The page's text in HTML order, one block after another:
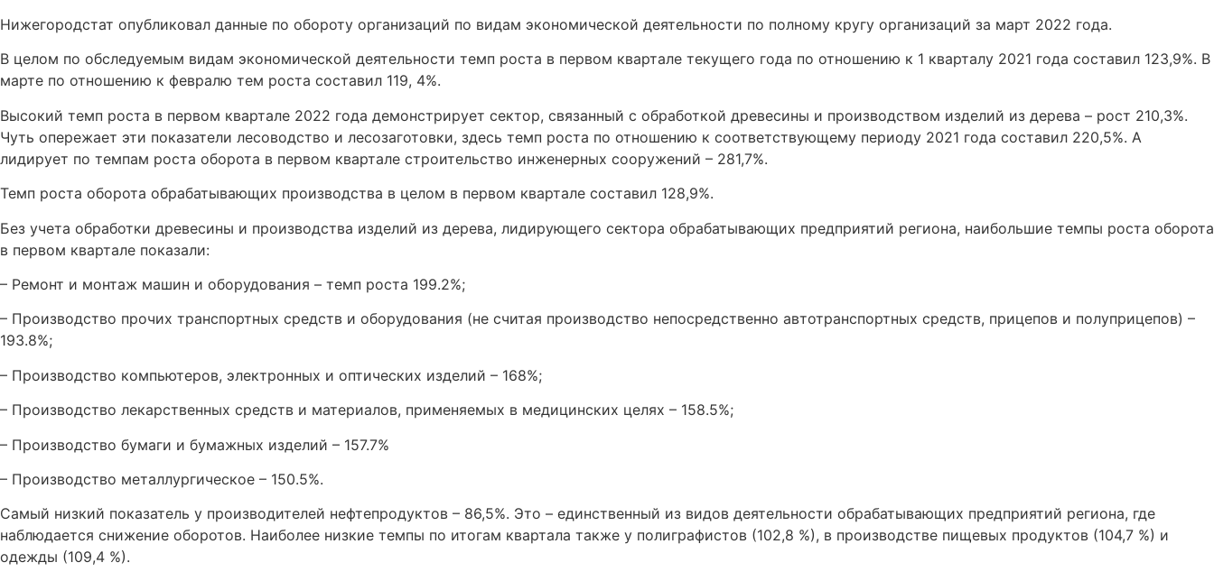
Нижегородстат опубликовал данные по обороту организаций по видам экономической деятельности по полному кругу организаций за март 2022 года.
В целом по обследуемым видам экономической деятельности темп роста в первом квартале текущего года по отношению к 1 кварталу 2021 года составил 123,9%. В
марте по отношению к февралю тем роста составил 119, 4%.
Высокий темп роста в первом квартале 2022 года демонстрирует сектор, связанный с обработкой древесины и производством изделий из дерева – рост 210,3%.
Чуть опережает эти показатели лесоводство и лесозаготовки, здесь темп роста по отношению к соответствующему периоду 2021 года составил 220,5%. А
лидирует по темпам роста оборота в первом квартале строительство инженерных сооружений – 281,7%.
Темп роста оборота обрабатывающих производства в целом в первом квартале составил 128,9%.
Без учета обработки древесины и производства изделий из дерева, лидирующего сектора обрабатывающих предприятий региона, наибольшие темпы роста оборота
в первом квартале показали:
– Ремонт и монтаж машин и оборудования – темп роста 199.2%;
– Производство прочих транспортных средств и оборудования (не считая производство непосредственно автотранспортных средств, прицепов и полуприцепов) –
193.8%;
– Производство компьютеров, электронных и оптических изделий – 168%;
– Производство лекарственных средств и материалов, применяемых в медицинских целях – 158.5%;
– Производство бумаги и бумажных изделий – 157.7%
– Производство металлургическое – 150.5%.
Самый низкий показатель у производителей нефтепродуктов – 86,5%. Это – единственный из видов деятельности обрабатывающих предприятий региона, где
наблюдается снижение оборотов. Наиболее низкие темпы по итогам квартала также у полиграфистов (102,8 %), в производстве пищевых продуктов (104,7 %) и
одежды (109,4 %).